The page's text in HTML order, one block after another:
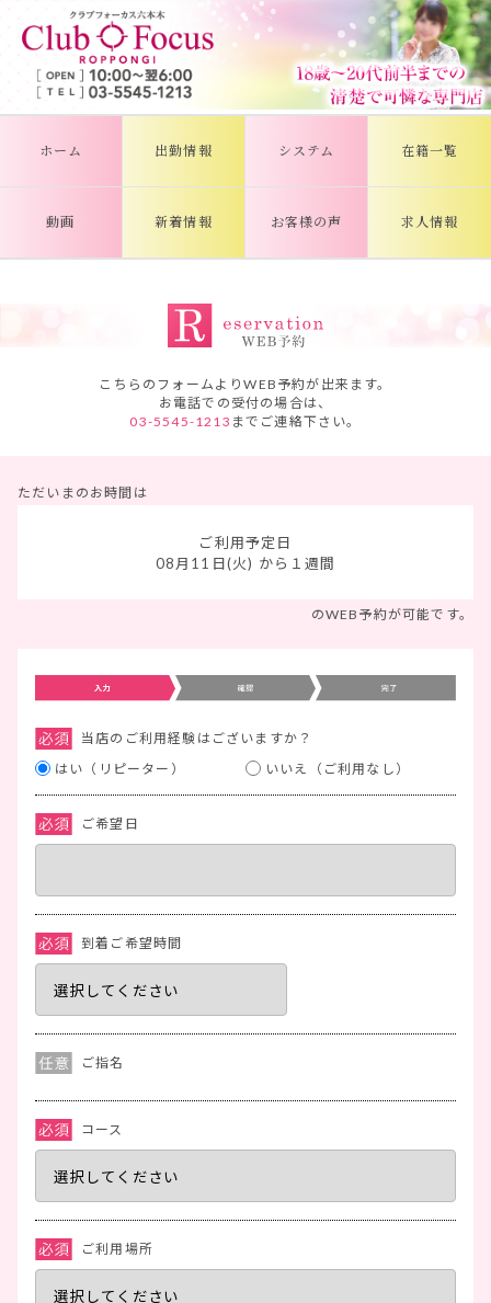
ホーム 出勤情報 システム 在籍一覧
動画 新着情報 お客様の声 求人情報
こちらのフォームよりWEB予約が出来ます。
お電話での受付の場合は、
03-5545-1213 までご連絡下さい。
ただいまのお時間は
ご利用予定日
08月11日(火) から１週間
のWEB予約が可能です。
当店のご利用経験はございますか？
はい（リピーター）
いいえ（ご利用なし）
ご希望日
到着ご希望時間
ご指名
コース
ご利用場所